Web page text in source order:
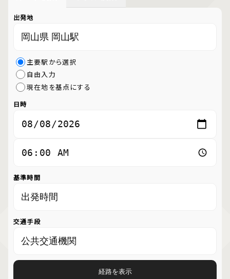
出発地
主要駅から選択
自由入力
現在地を基点にする
日時
基準時間
交通手段
経路を表示